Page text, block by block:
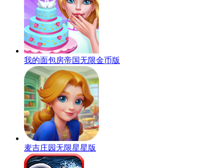
我的面包房帝国无限金币版
麦吉庄园无限星星版